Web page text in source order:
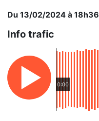
Du 13/02/2024 à 18h36
Info trafic
0:00